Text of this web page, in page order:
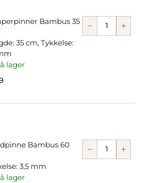
Bambus 35
35 cm, Tykkelse:
lager
Bambus 60
3,5 mm
lager